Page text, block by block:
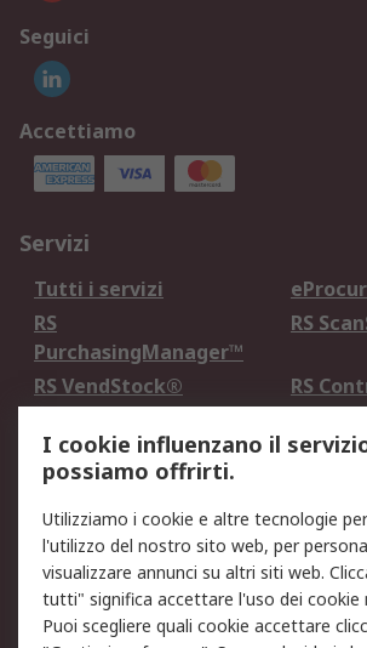
Seguici
Accettiamo
Servizi
Tutti i servizi
RS
PurchasingManager™
RS
RS VendStock®
RS
Legale
Informativa Cookie
Email Security
Condizioni di vendita
I cookie influenzano il
possiamo offrirti.
Utilizziamo i cookie e altre tecnologie
l'utilizzo del nostro sito web, per
visualizzare annunci su altri siti web.
tutti" significa accettare l'uso dei cookie
Puoi scegliere quali cookie accettare